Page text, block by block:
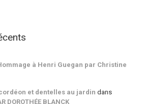
à Henri Guegan par Christine
et dentelles au jardin dans
DOROTHÉE BLANCK